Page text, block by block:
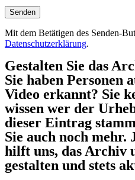
Mit dem Betätigen des Senden-
Datenschutzerklärung.
Gestalten Sie das
Sie haben Personen
Video erkannt? Sie
wissen wer der
dieser Eintrag
Sie auch noch
hilft uns, das Archiv
gestalten und stets